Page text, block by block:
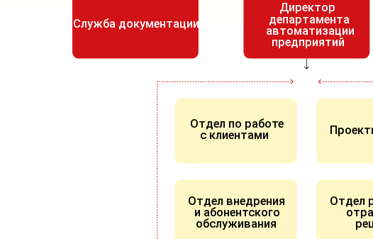
Служба документации
Отдел по работе
с клиентами
Отдел
Отдел внедрения
и абонентского
обслуживания
Директор
департамента
автоматизации
предприятий